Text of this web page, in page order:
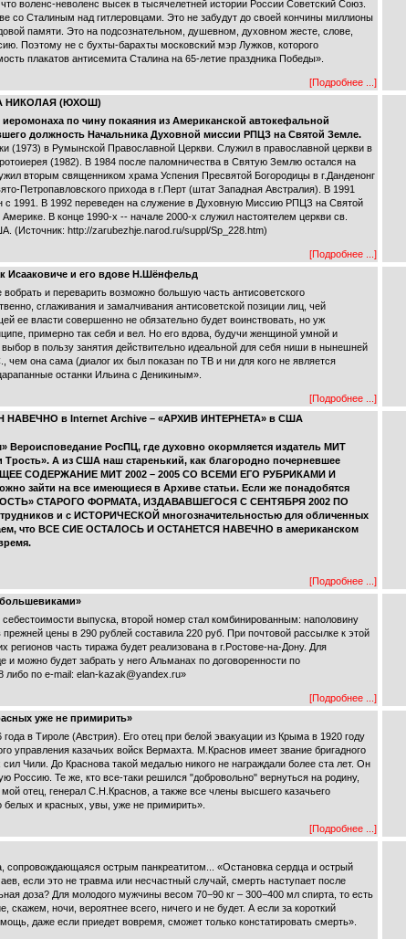
воленс-неволенс высек в тысячелетней истории России Советский Союз.
со Сталиным над гитлеровцами. Это не забудут до своей кончины миллионы
памяти. Это на подсознательном, душевном, духовном жесте, слове,
Поэтому не с бухты-барахты московский мэр Лужков, которого
плакатов антисемита Сталина на 65-летие праздника Победы».
[Подробнее ...]
НИКОЛАЯ (ЮХОШ)
по чину покаяния из Американской автокефальной
должность Начальника Духовной миссии РПЦЗ на Святой Земле.
(1973) в Румынской Православной Церкви. Служил в православной церкви в
(1982). В 1984 после паломничества в Святую Землю остался на
вторым священником храма Успения Пресвятой Богородицы в г.Данденонг
Петропавловского прихода в г.Перт (штат Западная Австралия). В 1991
1991. В 1992 переведен на служение в Духовную Миссию РПЦЗ на Святой
В конце 1990-х -- начале 2000-х служил настоятелем церкви св.
(Источник: http://zarubezhje.narod.ru/suppl/Sp_228.htm)
[Подробнее ...]
Исааковиче и его вдове Н.Шёнфельд
и переварить возможно большую часть антисоветского
сглаживания и замалчивания антисоветской позиции лиц, чей
ее власти совершенно не обязательно будет воинствовать, но уж
примерно так себя и вел. Но его вдова, будучи женщиной умной и
в пользу занятия действительно идеальной для себя ниши в нынешней
она сама (диалог их был показан по ТВ и ни для кого не является
останки Ильина с Деникиным».
[Подробнее ...]
НАВЕЧНО в Internet Archive – «АРХИВ ИНТЕРНЕТА» в США
Вероисповедание РосПЦ, где духовно окормляется издатель МИТ
А из США наш старенький, как благородно почерневшее
СОДЕРЖАНИЕ МИТ 2002 – 2005 СО ВСЕМИ ЕГО РУБРИКАМИ И
зайти на все имеющиеся в Архиве статьи. Если же понадобятся
СТАРОГО ФОРМАТА, ИЗДАВАВШЕГОСЯ С СЕНТЯБРЯ 2002 ПО
и с ИСТОРИЧЕСКОЙ многозначительностью для обличенных
что ВСЕ СИЕ ОСТАЛОСЬ И ОСТАНЕТСЯ НАВЕЧНО в американском
[Подробнее ...]
большевиками»
выпуска, второй номер стал комбинированным: наполовину
цены в 290 рублей составила 220 руб. При почтовой рассылке к этой
часть тиража будет реализована в г.Ростове-на-Дону. Для
можно будет забрать у него Альманах по договоренности по
по e-mail: elan-kazak@yandex.ru»
[Подробнее ...]
уже не примирить»
в Тироле (Австрия). Его отец при белой эвакуации из Крыма в 1920 году
управления казачьих войск Вермахта. М.Краснов имеет звание бригадного
Чили. До Краснова такой медалью никого не награждали более ста лет. Он
Россию. Те же, кто все-таки решился "добровольно" вернуться на родину,
отец, генерал С.Н.Краснов, а также все члены высшего казачьего
белых и красных, увы, уже не примирить».
[Подробнее ...]
острым панкреатитом... «Остановка сердца и острый
если это не травма или несчастный случай, смерть наступает после
доза? Для молодого мужчины весом 70−90 кг – 300−400 мл спирта, то есть
скажем, ночи, вероятнее всего, ничего и не будет. А если за короткий
даже если приедет вовремя, сможет только констатировать смерть».